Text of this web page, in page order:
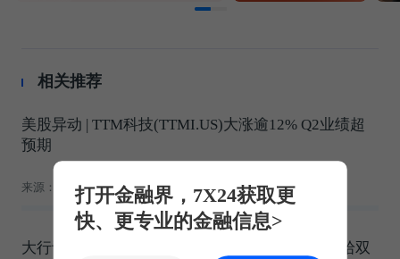
相关推荐
美股异动 | TTM科技(TTMI.US)大涨逾12% Q2业绩超
预期
来源：智通财经网 4.23W
大行评级丨里昂：预计腾讯次季国内游戏收入重拾双
打开金融界，7X24获取更
快、更专业的金融信息>